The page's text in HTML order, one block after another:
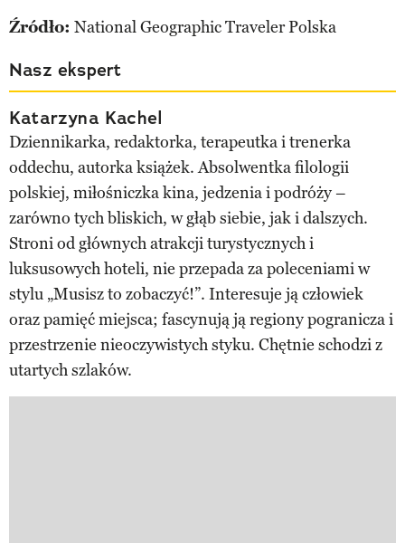
Źródło: National Geographic Traveler Polska
Nasz ekspert
Katarzyna Kachel
Dziennikarka, redaktorka, terapeutka i trenerka
oddechu, autorka książek. Absolwentka filologii
polskiej, miłośniczka kina, jedzenia i podróży –
zarówno tych bliskich, w głąb siebie, jak i dalszych.
Stroni od głównych atrakcji turystycznych i
luksusowych hoteli, nie przepada za poleceniami w
stylu „Musisz to zobaczyć!”. Interesuje ją człowiek
oraz pamięć miejsca; fascynują ją regiony pogranicza i
przestrzenie nieoczywistych styku. Chętnie schodzi z
utartych szlaków.